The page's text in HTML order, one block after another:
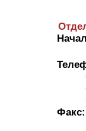
Отдел
Факс: